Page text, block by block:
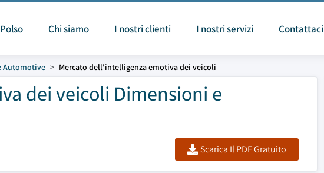
Chi siamo I nostri clienti I nostri servizi Contattaci
Automotive Mercato dell'intelligenza emotiva dei veicoli
dei veicoli Dimensioni e
Scarica Il PDF Gratuito